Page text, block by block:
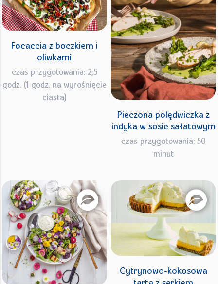
Focaccia z boczkiem i
oliwkami
czas przygotowania: 2,5
godz. (1 godz. na wyrośnięcie
ciasta)
Pieczona polędwiczka z
indyka w sosie sałatowym
czas przygotowania: 50
minut
Cytrynowo-kokosowa